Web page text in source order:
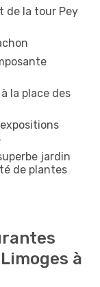
de la tour Pey
la place des
jardin
de plantes
à